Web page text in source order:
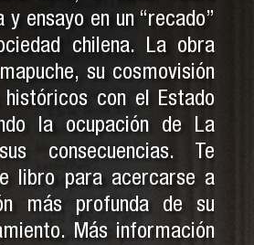
ensayo en un “recado”
chilena. La obra
su cosmovisión
con el Estado
la ocupación de La
consecuencias. Te
libro para acercarse a
más profunda de su
Más información